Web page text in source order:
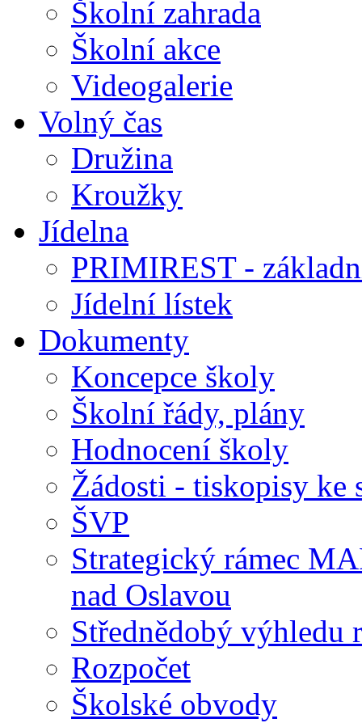
Školní zahrada
Školní akce
Videogalerie
Volný čas
Družina
Kroužky
Jídelna
PRIMIREST -
Jídelní lístek
Dokumenty
Koncepce školy
Školní řády, plány
Hodnocení školy
Žádosti - tiskopisy ke
ŠVP
Strategický rámec
nad Oslavou
Střednědobý výhledu
Rozpočet
Školské obvody